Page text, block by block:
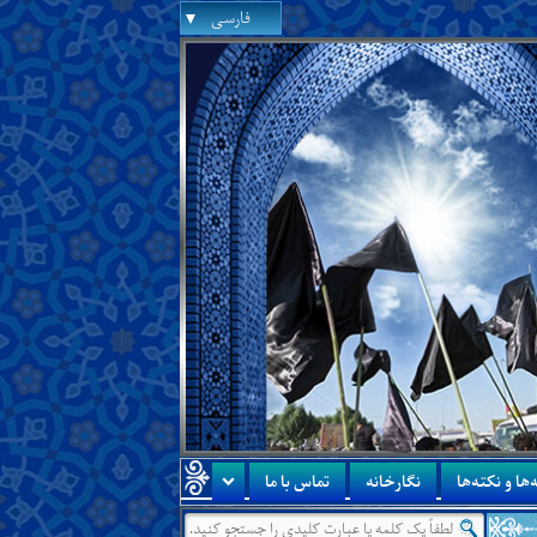
فارسی
و نکته‌ها نگارخانه تماس با ما
درس جدید:درس‌هایی از آن جناب درباره‌ی اینکه زمین از